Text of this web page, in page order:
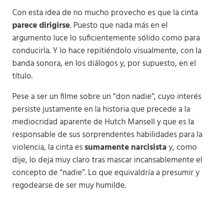
Con esta idea de no mucho provecho es que la cinta
parece dirigirse. Puesto que nada más en el
argumento luce lo suficientemente sólido como para
conducirla. Y lo hace repitiéndolo visualmente, con la
banda sonora, en los diálogos y, por supuesto, en el
título.
Pese a ser un filme sobre un “don nadie”, cuyo interés
persiste justamente en la historia que precede a la
mediocridad aparente de Hutch Mansell y que es la
responsable de sus sorprendentes habilidades para la
violencia, la cinta essumamente narcisistay, como
dije, lo deja muy claro tras mascar incansablemente el
concepto de “nadie”. Lo que equivaldría a presumir y
regodearse de ser muy humilde.